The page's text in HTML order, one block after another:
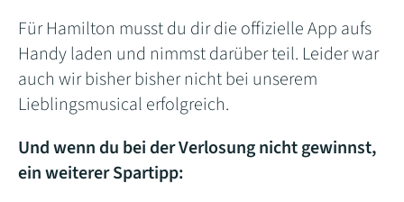
Für Hamilton musst du dir die offizielle App aufs
Handy laden und nimmst darüber teil. Leider war
auch wir bisher bisher nicht bei unserem
Lieblingsmusical erfolgreich.
Und wenn du bei der Verlosung nicht gewinnst,
ein weiterer Spartipp: